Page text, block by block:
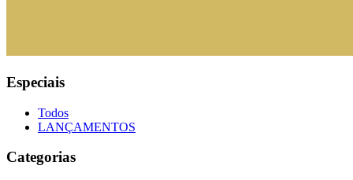
Especiais
Todos
LANÇAMENTOS
Categorias